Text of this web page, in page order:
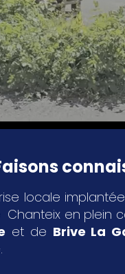
locale
Chanteix en plein
et de Brive La